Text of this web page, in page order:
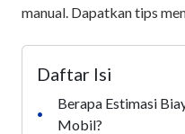
manual. Dapatkan tips
Daftar Isi
•
Berapa Estimasi
Mobil?